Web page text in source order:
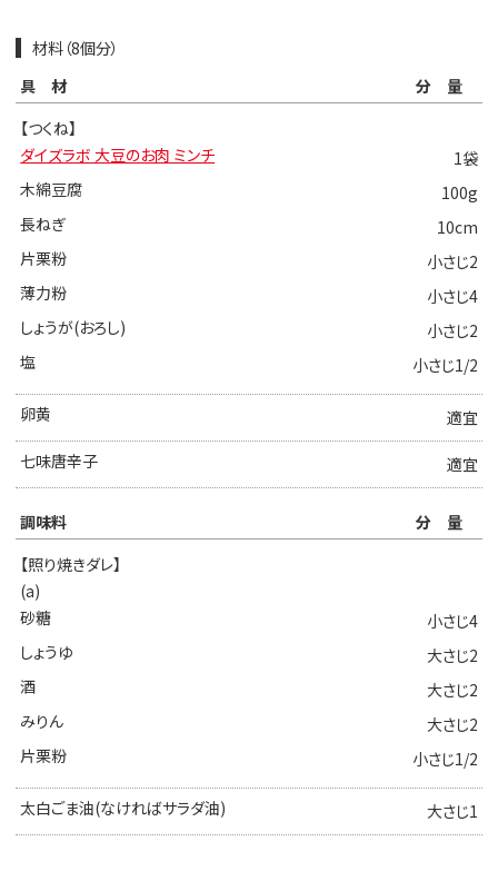
材料（8個分）
具材
分量
【つくね】
ダイズラボ 大豆のお肉 ミンチ
1袋
木綿豆腐
100g
長ねぎ
10cm
片栗粉
小さじ2
薄力粉
小さじ4
しょうが(おろし)
小さじ2
塩
小さじ1/2
卵黄
適宜
七味唐辛子
適宜
調味料
分量
【照り焼きダレ】
(a)
砂糖
小さじ4
しょうゆ
大さじ2
酒
大さじ2
みりん
大さじ2
片栗粉
小さじ1/2
太白ごま油(なければサラダ油) 大さじ1